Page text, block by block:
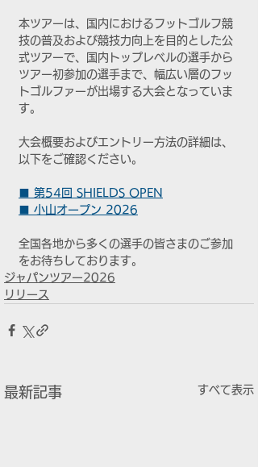
本ツアーは、国内におけるフットゴルフ競
技の普及および競技力向上を目的とした公
式ツアーで、国内トップレベルの選手から
ツアー初参加の選手まで、幅広い層のフッ
トゴルファーが出場する大会となっていま
す。
大会概要およびエントリー方法の詳細は、
以下をご確認ください。
■ 第54回 SHIELDS OPEN
■ 小山オープン 2026
全国各地から多くの選手の皆さまのご参加
をお待ちしております。
ジャパンツアー2026
リリース
最新記事 すべて表示